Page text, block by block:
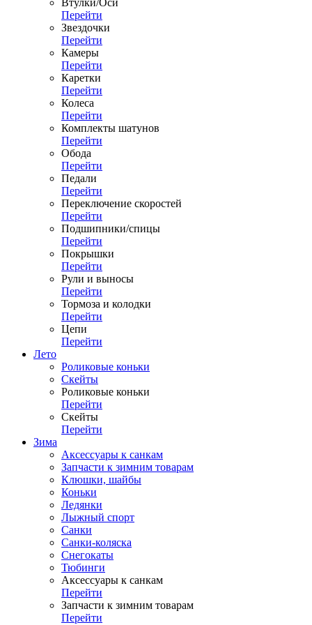
Втулки/Оси
Перейти
Звездочки
Перейти
Камеры
Перейти
Каретки
Перейти
Колеса
Перейти
Комплекты шатунов
Перейти
Обода
Перейти
Педали
Перейти
Переключение скоростей
Перейти
Подшипники/спицы
Перейти
Покрышки
Перейти
Рули и выносы
Перейти
Тормоза и колодки
Перейти
Цепи
Перейти
Лето
Роликовые коньки
Скейты
Роликовые коньки
Перейти
Скейты
Перейти
Зима
Аксессуары к санкам
Запчасти к зимним товарам
Клюшки, шайбы
Коньки
Ледянки
Лыжный спорт
Санки
Санки-коляска
Снегокаты
Тюбинги
Аксессуары к санкам
Перейти
Запчасти к зимним товарам
Перейти